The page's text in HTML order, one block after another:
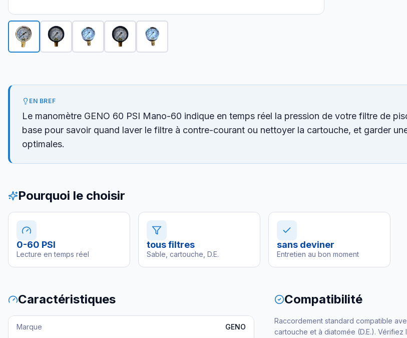
EN BREF
Le manomètre GENO 60 PSI Mano-60 indique en temps réel la pression de votre filtre de
base pour savoir quand laver le filtre à contre-courant ou nettoyer la cartouche, et garder
optimales.
Pourquoi le choisir
0-60 PSI
Lecture en temps réel
tous filtres
Sable, cartouche, D.E.
sans deviner
Entretien au bon moment
Caractéristiques
Marque GENO
Compatibilité
Raccordement standard compatible
cartouche et à diatomée (D.E.).